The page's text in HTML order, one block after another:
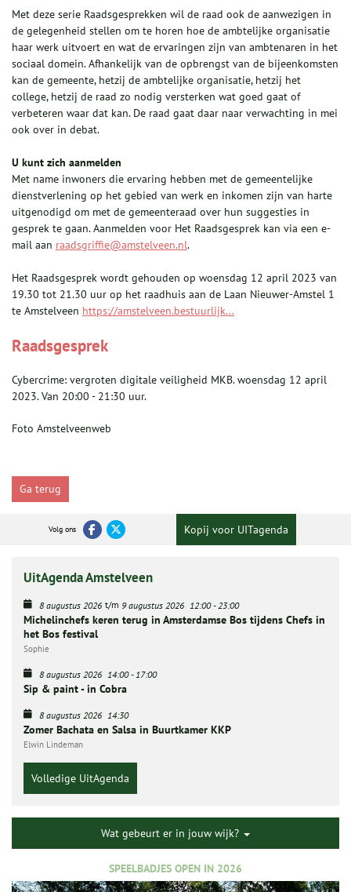
Met deze serie Raadsgesprekken wil de raad ook de aanwezigen in
de gelegenheid stellen om te horen hoe de ambtelijke organisatie
haar werk uitvoert en wat de ervaringen zijn van ambtenaren in het
sociaal domein. Afhankelijk van de opbrengst van de bijeenkomsten
kan de gemeente, hetzij de ambtelijke organisatie, hetzij het
college, hetzij de raad zo nodig versterken wat goed gaat of
verbeteren waar dat kan. De raad gaat daar naar verwachting in mei
ook over in debat.
U kunt zich aanmelden
Met name inwoners die ervaring hebben met de gemeentelijke
dienstverlening op het gebied van werk en inkomen zijn van harte
uitgenodigd om met de gemeenteraad over hun suggesties in
gesprek te gaan. Aanmelden voor Het Raadsgesprek kan via een e-
mail aan raadsgriffie@amstelveen.nl.
Het Raadsgesprek wordt gehouden op woensdag 12 april 2023 van
19.30 tot 21.30 uur op het raadhuis aan de Laan Nieuwer-Amstel 1
te Amstelveen https://amstelveen.bestuurlijk...
Raadsgesprek
Cybercrime: vergroten digitale veiligheid MKB. woensdag 12 april
2023. Van 20:00 - 21:30 uur.
Foto Amstelveenweb
Ga terug
Volg ons Kopij voor UITagenda
UitAgenda Amstelveen
8 augustus 2026 t/m 9 augustus 2026 12:00-23:00
Michelinchefs keren terug in Amsterdamse Bos tijdens Chefs in
het Bos festival
Sophie
8 augustus 2026 14:00-17:00
Sip & paint - in Cobra
8 augustus 2026 14:30
Zomer Bachata en Salsa in Buurtkamer KKP
Elwin Lindeman
Volledige UitAgenda
Wat gebeurt er in jouw wijk?
SPEELBADJES OPEN IN 2026